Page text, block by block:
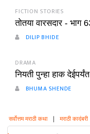
FICTION STORIES
तोतया वारसदार - भाग
DILIP BHIDE
DRAMA
नियती पुन्हा हाक
BHUMA SHENDE
सर्वोत्तम मराठी कथा | मराठी कादंबरी